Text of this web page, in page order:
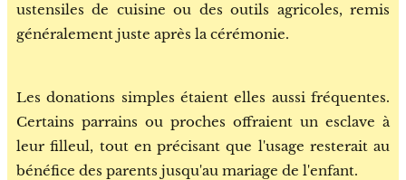
ustensiles de cuisine ou des outils agricoles, remis
généralement juste après la cérémonie.
Les donations simples étaient elles aussi fréquentes.
Certains parrains ou proches offraient un esclave à
leur filleul, tout en précisant que l'usage resterait au
bénéfice des parents jusqu'au mariage de l'enfant.